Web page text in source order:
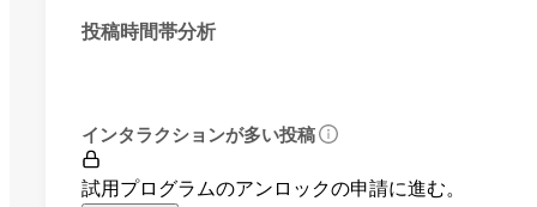
投稿時間帯分析
インタラクションが多い投稿
試用プログラムのアンロックの申請に進む。